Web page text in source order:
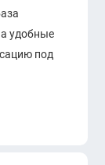
удобные
под